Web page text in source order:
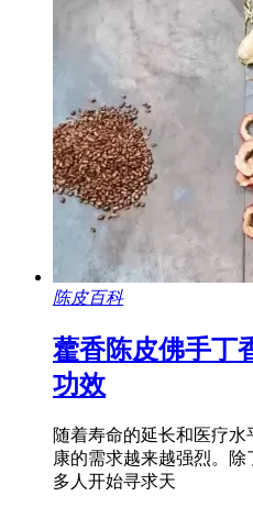
陈皮百科
藿香陈皮佛手丁
功效
随着寿命的延长和医疗
康的需求越来越强烈。
多人开始寻求天